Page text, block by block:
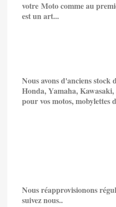
votre Moto comme au
est un art...
Nous avons d'anciens stock
Honda, Yamaha,
pour vos motos, mobylettes
Nous réapprovisionons
suivez nous..